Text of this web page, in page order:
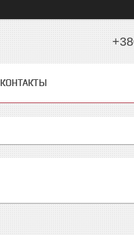
КОНТАКТЫ